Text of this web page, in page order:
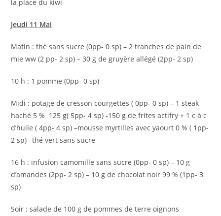
la place du kiwi
Jeudi 11 Mai
Matin : thé sans sucre (0pp- 0 sp) – 2 tranches de pain de
mie ww (2 pp- 2 sp) – 30 g de gruyère allégé (2pp- 2 sp)
10 h : 1 pomme (0pp- 0 sp)
Midi : potage de cresson courgettes ( 0pp- 0 sp) – 1 steak
haché 5 % 125 g( 5pp- 4 sp) -150 g de frites actifry + 1 c à c
d’huile ( 4pp- 4 sp) –mousse myrtilles avec yaourt 0 % ( 1pp-
2 sp) –thé vert sans sucre
16 h : infusion camomille sans sucre (0pp- 0 sp) – 10 g
d’amandes (2pp- 2 sp) – 10 g de chocolat noir 99 % (1pp- 3
sp)
Soir : salade de 100 g de pommes de terre oignons